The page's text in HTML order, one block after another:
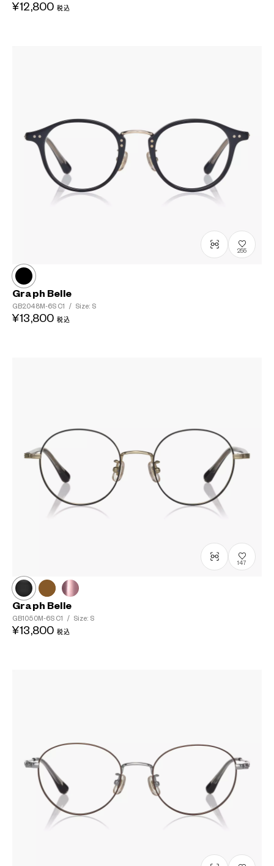
¥12,800 税込
255
Graph Belle
GB2048M-6S C1 / Size: S
¥13,800 税込
147
Graph Belle
GB1050M-6S C1 / Size: S
¥13,800 税込